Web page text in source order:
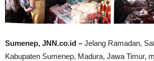
Sumenep, JNN.co.id – Jelang Ramadan,
Kabupaten Sumenep, Madura, Jawa Timur,